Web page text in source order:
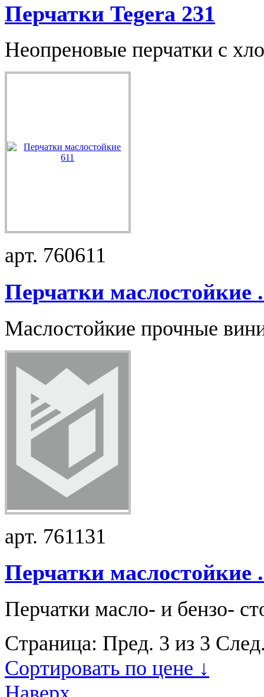
Перчатки Tegera 231
Неопреновые перчатки с
арт. 760611
Перчатки маслостойкие
Маслостойкие прочные
арт. 761131
Перчатки маслостойкие
Перчатки масло- и бензо-
Страница: Пред. 3 из 3
Сортировать по цене ↓